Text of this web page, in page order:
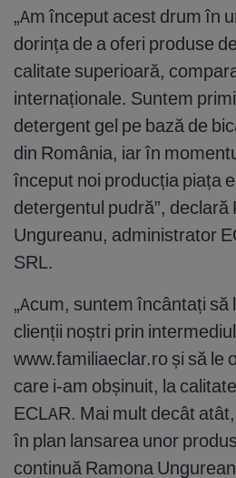
„Am început acest drum în
dorința de a oferi produse
calitate superioară,
internaționale. Suntem
detergent gel pe bază de
din România, iar în
început noi producția piața
detergentul pudră”, declară
Ungureanu, administrator
SRL.
„Acum, suntem încântați să
clienții noștri prin
www.familiaeclar.ro și să le
care i-am obșinuit, la
ECLAR. Mai mult decât
în plan lansarea unor
continuă Ramona